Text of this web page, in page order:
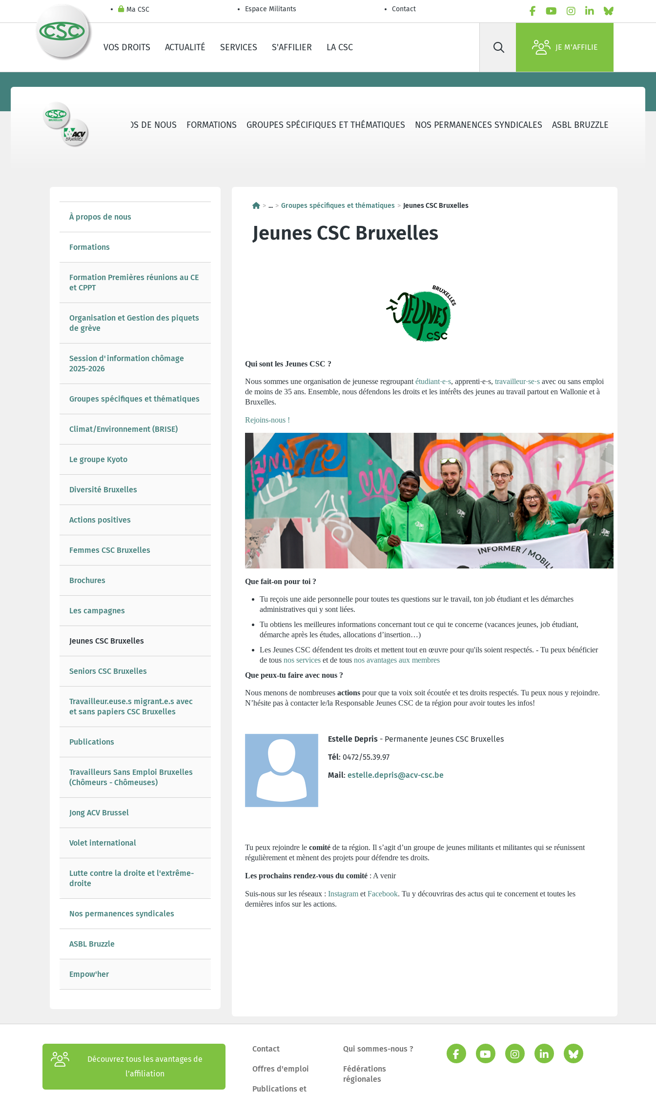
Ma CSC Espace Militants Contact
VOS DROITS ACTUALITÉ SERVICES S'AFFILIER LA CSC Rechercher JE M'AFFILIE
À PROPOS DE NOUS FORMATIONS GROUPES SPÉCIFIQUES ET THÉMATIQUES NOS PERMANENCES SYNDICALES ASBL BRUZZLE
À propos de nous
Formations
Formation Premières réunions au CE
et CPPT
Organisation et Gestion des piquets
de grève
Session d'information chômage
2025-2026
Groupes spécifiques et thématiques
Climat/Environnement (BRISE)
Le groupe Kyoto
Diversité Bruxelles
Actions positives
Femmes CSC Bruxelles
Brochures
Les campagnes
Jeunes CSC Bruxelles
Seniors CSC Bruxelles
Travailleur.euse.s migrant.e.s avec
et sans papiers CSC Bruxelles
Publications
Travailleurs Sans Emploi Bruxelles
(Chômeurs - Chômeuses)
Jong ACV Brussel
Volet international
Lutte contre la droite et l'extrême-
droite
Nos permanences syndicales
ASBL Bruzzle
Empow'her
... Groupes spécifiques et thématiques Jeunes CSC Bruxelles
Jeunes CSC Bruxelles
Qui sont les Jeunes CSC ?
Nous sommes une organisation de jeunesse regroupant étudiant·e·s, apprenti·e·s, travailleur·se·s avec ou sans emploi
de moins de 35 ans. Ensemble, nous défendons les droits et les intérêts des jeunes au travail partout en Wallonie et à
Bruxelles.
Rejoins-nous !
Que fait-on pour toi ?
Tu reçois une aide personnelle pour toutes tes questions sur le travail, ton job étudiant et les démarches
administratives qui y sont liées.
Tu obtiens les meilleures informations concernant tout ce qui te concerne (vacances jeunes, job étudiant,
démarche après les études, allocations d’insertion…)
Les Jeunes CSC défendent tes droits et mettent tout en œuvre pour qu'ils soient respectés. - Tu peux bénéficier
de tous nos services et de tous nos avantages aux membres
Que peux-tu faire avec nous ?
Nous menons de nombreuses actions pour que ta voix soit écoutée et tes droits respectés. Tu peux nous y rejoindre.
N’hésite pas à contacter le/la Responsable Jeunes CSC de ta région pour avoir toutes les infos!
Estelle Depris - Permanente Jeunes CSC Bruxelles
Tél: 0472/55.39.97
Mail: estelle.depris@acv-csc.be
Tu peux rejoindre le comité de ta région. Il s’agit d’un groupe de jeunes militants et militantes qui se réunissent
régulièrement et mènent des projets pour défendre tes droits.
Les prochains rendez-vous du comité : A venir
Suis-nous sur les réseaux : Instagram et Facebook. Tu y découvriras des actus qui te concernent et toutes les
dernières infos sur les actions.
Découvrez tous les avantages de
l’affiliation
Contact
Offres d'emploi
Publications et
Qui sommes-nous ?
Fédérations
régionales